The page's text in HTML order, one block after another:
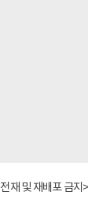
재 및 재배포 금지>